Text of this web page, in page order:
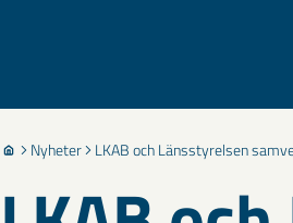
Nyheter LKAB och Länsstyrelsen